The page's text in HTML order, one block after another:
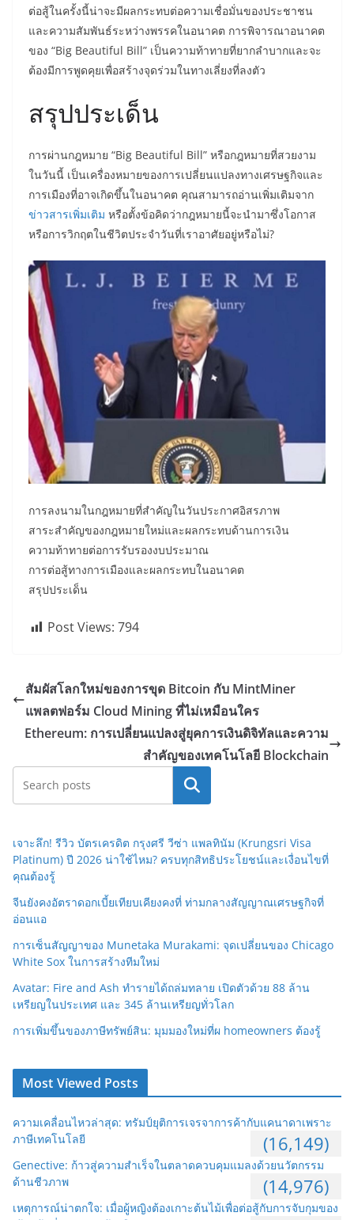
ต่อสู้ในครั้งนี้น่าจะมีผลกระทบต่อความเชื่อมั่นของประชาชน
และความสัมพันธ์ระหว่างพรรคในอนาคต การพิจารณาอนาคต
ของ “Big Beautiful Bill” เป็นความท้าทายที่ยากลำบากและจะ
ต้องมีการพูดคุยเพื่อสร้างจุดร่วมในทางเลี่ยงที่ลงตัว
สรุปประเด็น
การผ่านกฎหมาย “Big Beautiful Bill” หรือกฎหมายที่สวยงาม
ในวันนี้ เป็นเครื่องหมายของการเปลี่ยนแปลงทางเศรษฐกิจและ
การเมืองที่อาจเกิดขึ้นในอนาคต คุณสามารถอ่านเพิ่มเติมจาก
ข่าวสารเพิ่มเติม หรือตั้งข้อคิดว่ากฎหมายนี้จะนำมาซึ่งโอกาส
หรือการวิกฤตในชีวิตประจำวันที่เราอาศัยอยู่หรือไม่?
การลงนามในกฎหมายที่สำคัญในวันประกาศอิสรภาพ
สาระสำคัญของกฎหมายใหม่และผลกระทบด้านการเงิน
ความท้าทายต่อการรับรองงบประมาณ
การต่อสู้ทางการเมืองและผลกระทบในอนาคต
สรุปประเด็น
Post Views: 794
สัมผัสโลกใหม่ของการขุด Bitcoin กับ MintMiner
แพลตฟอร์ม Cloud Mining ที่ไม่เหมือนใคร
Ethereum: การเปลี่ยนแปลงสู่ยุคการเงินดิจิทัลและความ
สำคัญของเทคโนโลยี Blockchain
Search
เจาะลึก! รีวิว บัตรเครดิต กรุงศรี วีซ่า แพลทินัม (Krungsri Visa
Platinum) ปี 2026 น่าใช้ไหม? ครบทุกสิทธิประโยชน์และเงื่อนไขที่
คุณต้องรู้
จีนยังคงอัตราดอกเบี้ยเทียบเคียงคงที่ ท่ามกลางสัญญาณเศรษฐกิจที่
อ่อนแอ
การเซ็นสัญญาของ Munetaka Murakami: จุดเปลี่ยนของ Chicago
White Sox ในการสร้างทีมใหม่
Avatar: Fire and Ash ทำรายได้ถล่มทลาย เปิดตัวด้วย 88 ล้าน
เหรียญในประเทศ และ 345 ล้านเหรียญทั่วโลก
การเพิ่มขึ้นของภาษีทรัพย์สิน: มุมมองใหม่ที่ผ homeowners ต้องรู้
Most Viewed Posts
ความเคลื่อนไหวล่าสุด: ทรัมป์ยุติการเจรจาการค้ากับแคนาดาเพราะ
ภาษีเทคโนโลยี
(16,149)
Genective: ก้าวสู่ความสำเร็จในตลาดควบคุมแมลงด้วยนวัตกรรม
ด้านชีวภาพ
(14,976)
เหตุการณ์น่าตกใจ: เมื่อผู้หญิงต้องเกาะต้นไม้เพื่อต่อสู้กับการจับกุมของ